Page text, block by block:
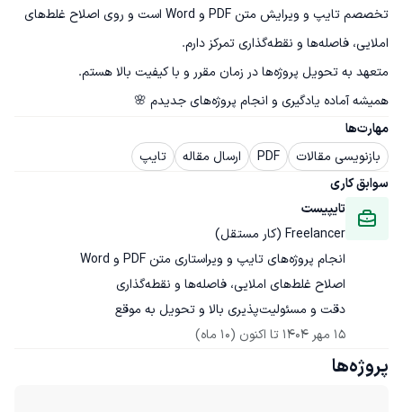
تخصصم تایپ و ویرایش متن PDF و Word است و روی اصلاح غلط‌های
همیشه آماده یادگیری و انجام پروژه‌های جدیدم 🌸
مهارت‌ها
بازنویسی مقالات
PDF ارسال مقاله
تایپ
سوابق کاری
تایپیست
Freelancer (کار مستقل)
دقت و مسئولیت‌پذیری بالا و تحویل به موقع
15 مهر 1404
تا اکنون (10 ماه)
پروژه‌ها